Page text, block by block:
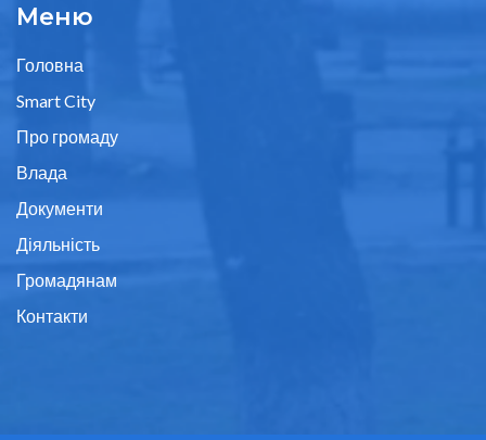
Меню
Головна
Smart City
Про громаду
Влада
Документи
Діяльність
Громадянам
Контакти